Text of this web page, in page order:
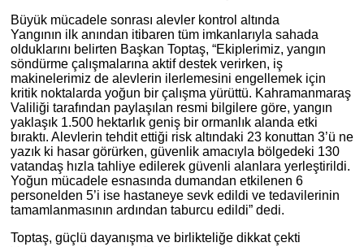
Büyük mücadele sonrası alevler kontrol altında
Yangının ilk anından itibaren tüm imkanlarıyla sahada
olduklarını belirten Başkan Toptaş, “Ekiplerimiz, yangın
söndürme çalışmalarına aktif destek verirken, iş
makinelerimiz de alevlerin ilerlemesini engellemek için
kritik noktalarda yoğun bir çalışma yürüttü. Kahramanmaraş
Valiliği tarafından paylaşılan resmi bilgilere göre, yangın
yaklaşık 1.500 hektarlık geniş bir ormanlık alanda etki
bıraktı. Alevlerin tehdit ettiği risk altındaki 23 konuttan 3’ü ne
yazık ki hasar görürken, güvenlik amacıyla bölgedeki 130
vatandaş hızla tahliye edilerek güvenli alanlara yerleştirildi.
Yoğun mücadele esnasında dumandan etkilenen 6
personelden 5’i ise hastaneye sevk edildi ve tedavilerinin
tamamlanmasının ardından taburcu edildi” dedi.
Toptaş, güçlü dayanışma ve birlikteliğe dikkat çekti